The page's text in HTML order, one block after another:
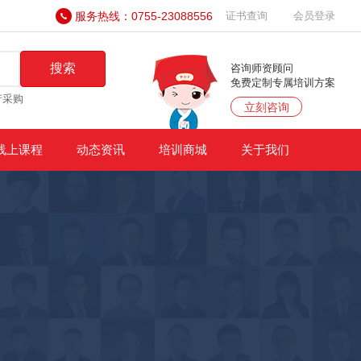
服务热线：0755-23088556 证书查询 会员登录
搜索
购
咨询师资顾问
免费定制专属培训方案
立刻咨询
上课程 动态资讯 培训商城 关于我们